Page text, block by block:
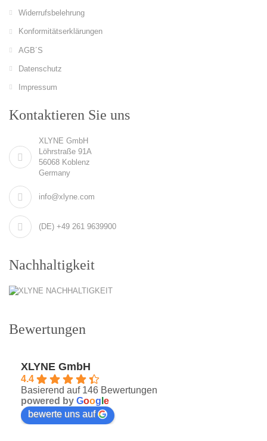
Widerrufsbelehrung
Konformitätserklärungen
AGB´S
Datenschutz
Impressum
Kontaktieren Sie uns
XLYNE GmbH
Löhrstraße 91A
56068 Koblenz
Germany
info@xlyne.com
(DE) +49 261 9639900
Nachhaltigkeit
Bewertungen
XLYNE GmbH
4.4
Basierend auf 146 Bewertungen
powered by Goog e
bewerte uns auf